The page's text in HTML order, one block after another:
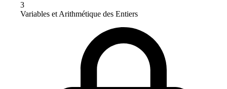
3
Variables et Arithmétique des Entiers